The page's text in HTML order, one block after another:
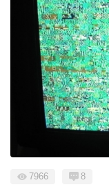
7966 8